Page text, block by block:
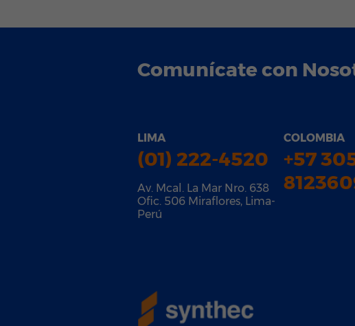
Comunícate con
LIMA
(01) 222-4520
Av. Mcal. La Mar Nro. 638
Ofic. 506 Miraflores, Lima-
Perú
COLOMBIA
+57